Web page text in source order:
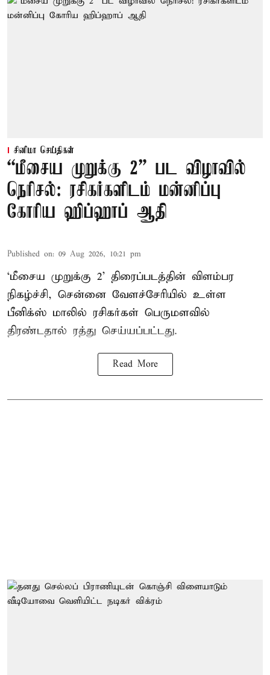
சினிமா செய்திகள்
“மீசைய முறுக்கு 2” பட விழாவில்
நெரிசல்: ரசிகர்களிடம் மன்னிப்பு
கோரிய ஹிப்ஹாப் ஆதி
Published on: 09 Aug 2026, 10:21 pm
‘மீசைய முறுக்கு 2’ திரைப்படத்தின் விளம்பர
நிகழ்ச்சி, சென்னை வேளச்சேரியில் உள்ள
பீனிக்ஸ் மாலில் ரசிகர்கள் பெருமளவில்
திரண்டதால் ரத்து செய்யப்பட்டது.
Read More